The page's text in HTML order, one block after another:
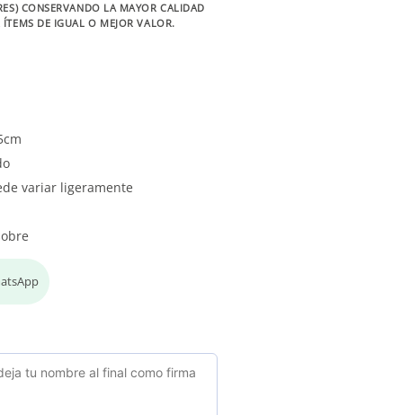
CONSERVANDO LA MAYOR CALIDAD
DE IGUAL O MEJOR VALOR.
variar ligeramente